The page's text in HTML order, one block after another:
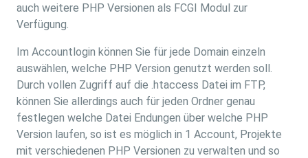
auch weitere PHP Versionen als FCGI Modul zur
Verfügung.
Im Accountlogin können Sie für jede Domain einzeln
auswählen, welche PHP Version genutzt werden soll.
Durch vollen Zugriff auf die .htaccess Datei im FTP,
können Sie allerdings auch für jeden Ordner genau
festlegen welche Datei Endungen über welche PHP
Version laufen, so ist es möglich in 1 Account, Projekte
mit verschiedenen PHP Versionen zu verwalten und so